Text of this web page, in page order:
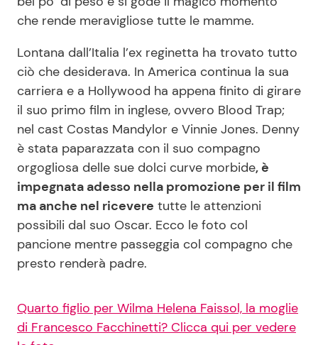
Viaggi e Turismo
Festività
Ricette Feste
Ricette per Bambini
Seguici
Info
Disclaimer e Privacy
che rende meravigliose tutte le mamme.
Lontana dall’Italia l’ex reginetta ha trovato tutto
ciò che desiderava. In America continua la sua
carriera e a Hollywood ha appena finito di girare
il suo primo film in inglese, ovvero Blood Trap;
nel cast Costas Mandylor e Vinnie Jones. Denny
è stata paparazzata con il suo compagno
orgogliosa delle sue dolci curve morbide, è
impegnata adesso nella promozione per il film
ma anche nel ricevere tutte le attenzioni
possibili dal suo Oscar. Ecco le foto col
pancione mentre passeggia col compagno che
presto renderà padre.
Quarto figlio per Wilma Helena Faissol, la moglie
di Francesco Facchinetti? Clicca qui per vedere